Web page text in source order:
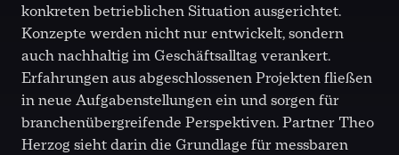
konkreten betrieblichen Situation ausgerichtet.
Konzepte werden nicht nur entwickelt, sondern
auch nachhaltig im Geschäftsalltag verankert.
Erfahrungen aus abgeschlossenen Projekten fließen
in neue Aufgabenstellungen ein und sorgen für
branchenübergreifende Perspektiven. Partner Theo
Herzog sieht darin die Grundlage für messbaren